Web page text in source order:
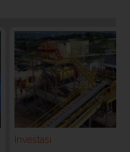
Investasi